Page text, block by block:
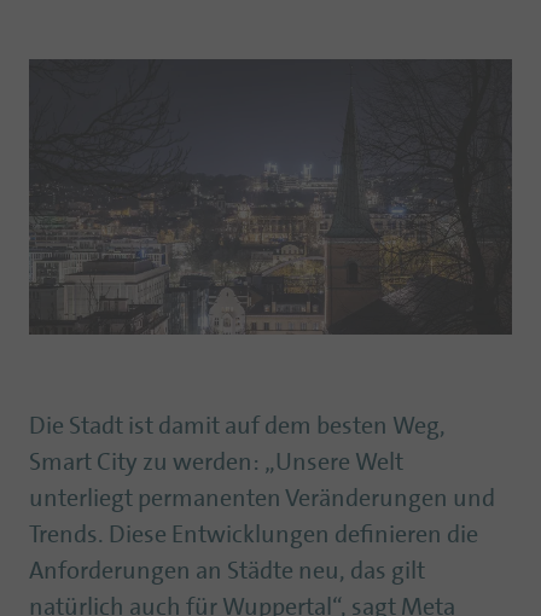
Die Stadt ist damit auf dem besten Weg,
Smart City zu werden: „Unsere Welt
unterliegt permanenten Veränderungen und
Trends. Diese Entwicklungen definieren die
Anforderungen an Städte neu, das gilt
natürlich auch für Wuppertal“, sagt Meta